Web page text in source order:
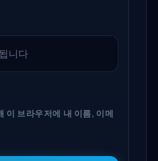
이 브라우저에 내 이름, 이메